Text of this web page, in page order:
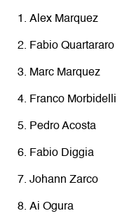
Alex Marquez
Fabio Quartararo
Marc Marquez
Franco Morbidelli
Pedro Acosta
Fabio Diggia
Johann Zarco
Ai Ogura